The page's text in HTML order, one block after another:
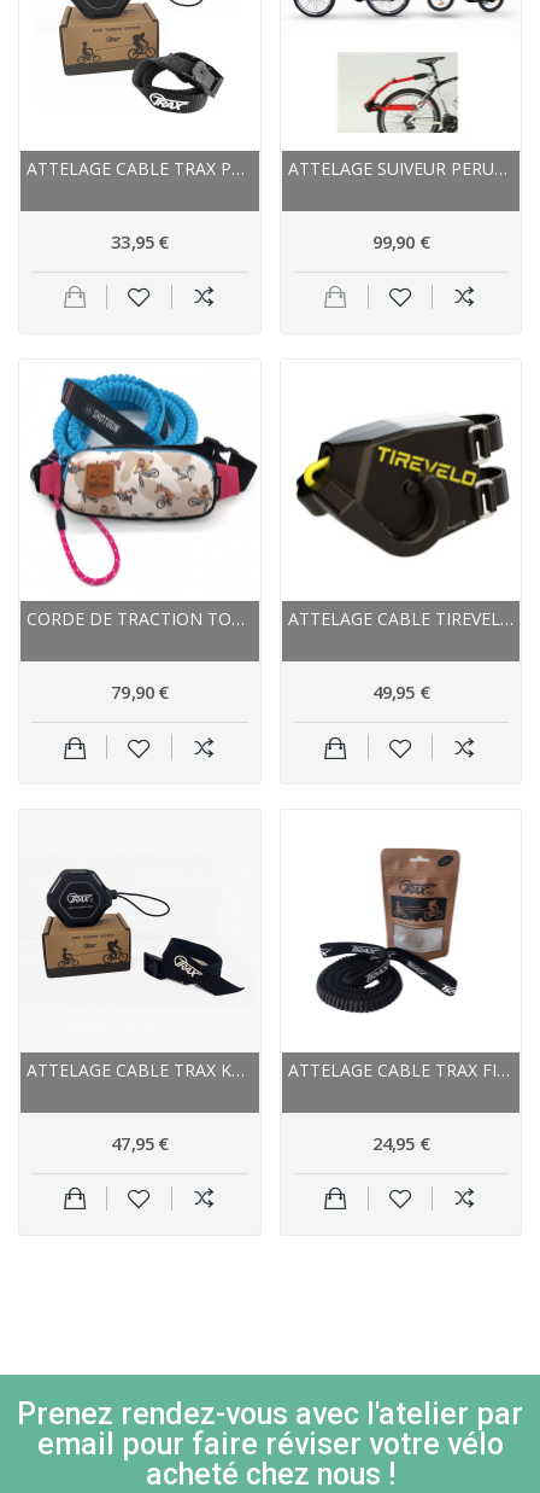
ATTELAGE CABLE TRAX POLYÉTHYLÈNE TRAX PRO 2.20M
33,95 €
ATTELAGE SUIVEUR PERUZZO TRAIL ANGEL ROUGE
99,90 €
CORDE DE TRACTION TOW ROPE + SAC HIP PACK SHOTGUN
79,90 €
ATTELAGE CABLE TIREVELO CORDE ÉLASTIQUE...
49,95 €
ATTELAGE CABLE TRAX KEVLAR PRO 2.00M
47,95 €
ATTELAGE CABLE TRAX FIBRE TRAX FLEX 2.50M
24,95 €
Prenez rendez-vous avec l'atelier par
email pour faire réviser votre vélo
acheté chez nous !